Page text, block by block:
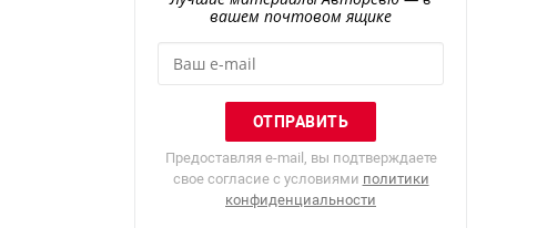
вашем почтовом ящике
Предоставляя e-mail, вы подтверждаете
свое согласие с условиями политики
конфиденциальности